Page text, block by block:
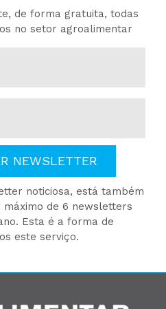
de forma gratuita, todas
no setor agroalimentar
NEWSLETTER
noticiosa, está também
de 6 newsletters
Esta é a forma de
este serviço.